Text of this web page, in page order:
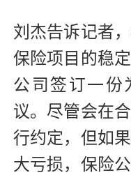
刘杰告诉记者
保险项目的稳
公司签订一份
议。尽管会在
行约定，但如
大亏损，保险